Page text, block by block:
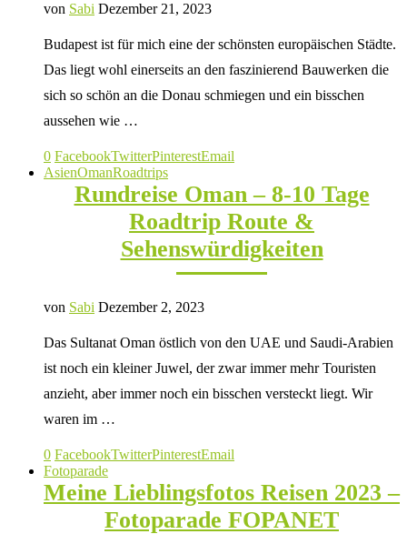
von Sabi Dezember 21, 2023
Budapest ist für mich eine der schönsten europäischen Städte.
Das liegt wohl einerseits an den faszinierend Bauwerken die
sich so schön an die Donau schmiegen und ein bisschen
aussehen wie …
0 FacebookTwitterPinterestEmail
AsienOmanRoadtrips
Rundreise Oman – 8-10 Tage
Roadtrip Route &
Sehenswürdigkeiten
von Sabi Dezember 2, 2023
Das Sultanat Oman östlich von den UAE und Saudi-Arabien
ist noch ein kleiner Juwel, der zwar immer mehr Touristen
anzieht, aber immer noch ein bisschen versteckt liegt. Wir
waren im …
0 FacebookTwitterPinterestEmail
Fotoparade
Meine Lieblingsfotos Reisen 2023 –
Fotoparade FOPANET